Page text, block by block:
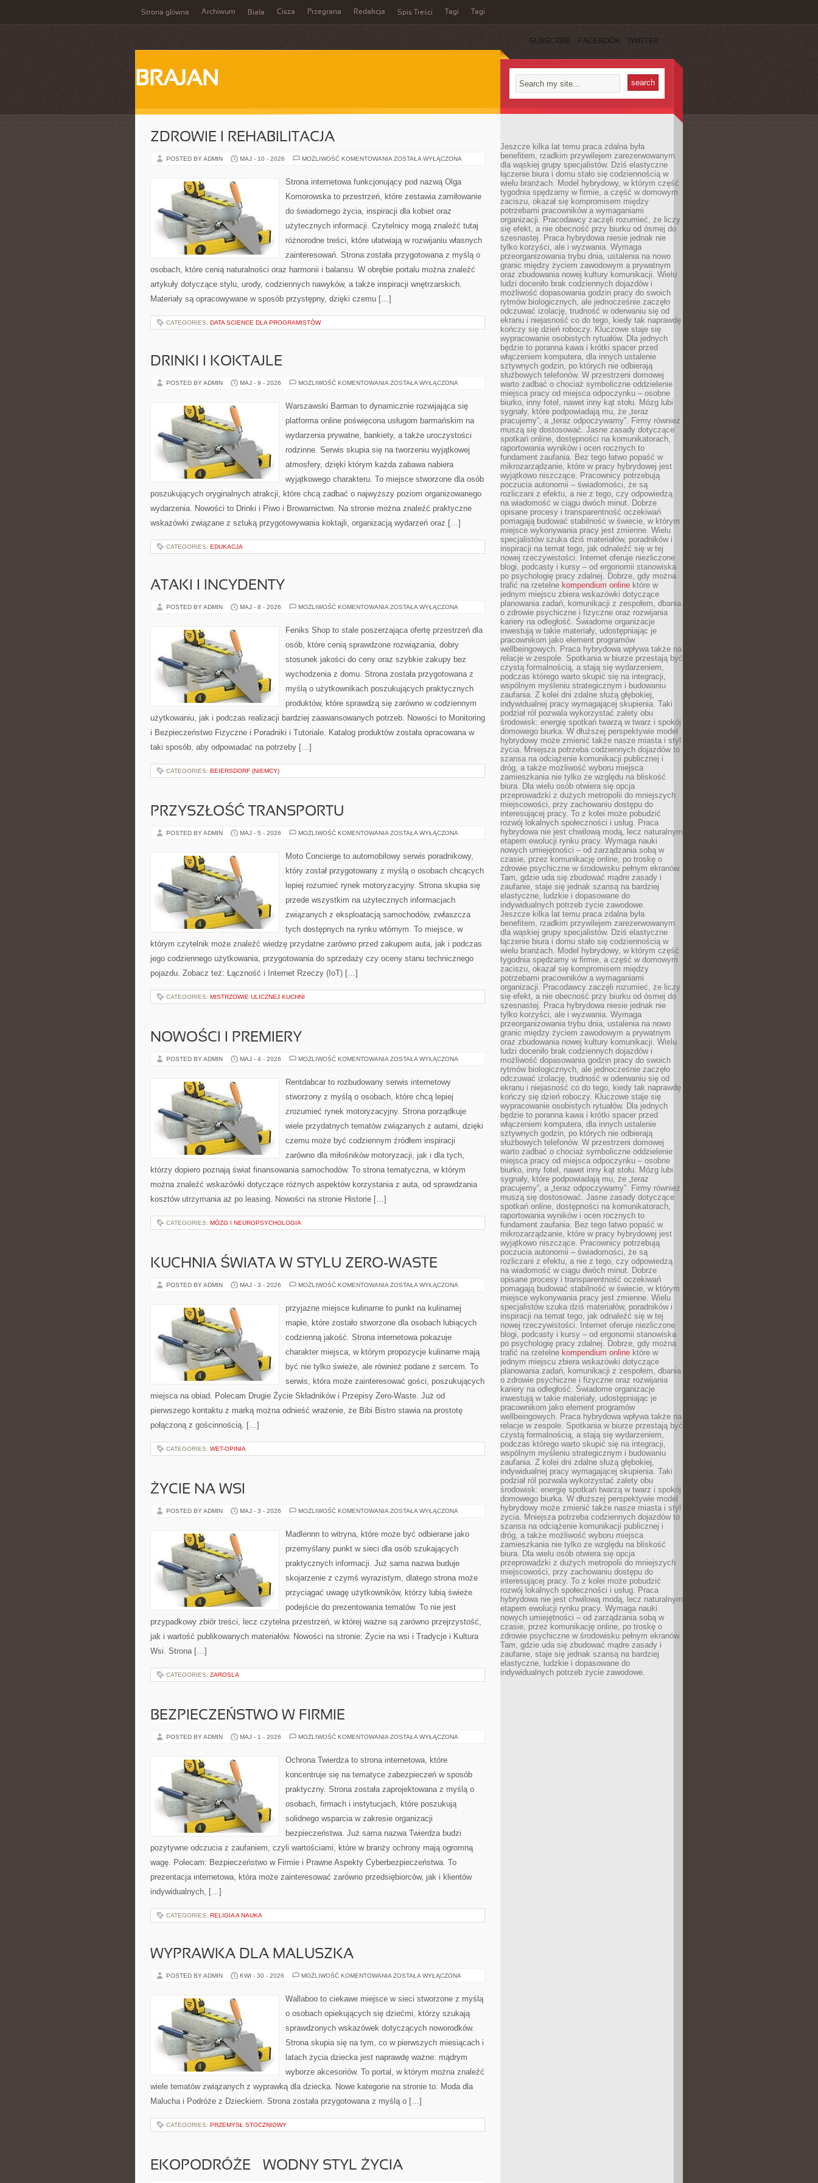
Strona główna Archiwum Biała Cisza Przegrana Redakcja Spis Treści Tagi Tagi
SUBSCRIBE FACEBOOK TWITTER
BRAJAN
ZDROWIE I REHABILITACJA
POSTED BY ADMIN MAJ - 10 - 2026 MOŻLIWOŚĆ KOMENTOWANIA ZDROWIE
ZOSTAŁA WYŁĄCZONA
Strona internetowa funkcjonujący pod nazwą Olga
Komorowska to przestrzeń, które zestawia zamiłowanie
do świadomego życia, inspiracji dla kobiet oraz
użytecznych informacji. Czytelnicy mogą znaleźć tutaj
różnorodne treści, które ułatwiają w rozwijaniu własnych
zainteresowań. Strona została przygotowana z myślą o
osobach, które cenią naturalności oraz harmonii i balansu. W obrębie portalu można znaleźć
artykuły dotyczące stylu, urody, codziennych nawyków, a także inspiracji wnętrzarskich.
Materiały są opracowywane w sposób przystępny, dzięki czemu […]
CATEGORIES: DATA SCIENCE DLA PROGRAMISTÓW
DRINKI I KOKTAJLE
POSTED BY ADMIN MAJ - 9 - 2026 MOŻLIWOŚĆ KOMENTOWANIA DRINKI
ZOSTAŁA WYŁĄCZONA
Warszawski Barman to dynamicznie rozwijająca się
platforma online poświęcona usługom barmańskim na
wydarzenia prywatne, bankiety, a także uroczystości
rodzinne. Serwis skupia się na tworzeniu wyjątkowej
atmosfery, dzięki którym każda zabawa nabiera
wyjątkowego charakteru. To miejsce stworzone dla osób
poszukujących oryginalnych atrakcji, które chcą zadbać o najwyższy poziom organizowanego
wydarzenia. Nowości to Drinki i Piwo i Browarnictwo. Na stronie można znaleźć praktyczne
wskazówki związane z sztuką przygotowywania koktajli, organizacją wydarzeń oraz […]
CATEGORIES: EDUKACJA
ATAKI I INCYDENTY
POSTED BY ADMIN MAJ - 8 - 2026 MOŻLIWOŚĆ KOMENTOWANIA ATAKI
ZOSTAŁA WYŁĄCZONA
Feniks Shop to stale poszerzająca ofertę przestrzeń dla
osób, które cenią sprawdzone rozwiązania, dobry
stosunek jakości do ceny oraz szybkie zakupy bez
wychodzenia z domu. Strona została przygotowana z
myślą o użytkownikach poszukujących praktycznych
produktów, które sprawdzą się zarówno w codziennym
użytkowaniu, jak i podczas realizacji bardziej zaawansowanych potrzeb. Nowości to Monitoring
i Bezpieczeństwo Fizyczne i Poradniki i Tutoriale. Katalog produktów została opracowana w
taki sposób, aby odpowiadać na potrzeby […]
CATEGORIES: BEIERSDORF (NIEMCY)
PRZYSZŁOŚĆ TRANSPORTU
POSTED BY ADMIN MAJ - 5 - 2026 MOŻLIWOŚĆ KOMENTOWANIA PRZYSZŁOŚĆ
ZOSTAŁA WYŁĄCZONA
Moto Concierge to automobilowy serwis poradnikowy,
który został przygotowany z myślą o osobach chcących
lepiej rozumieć rynek motoryzacyjny. Strona skupia się
przede wszystkim na użytecznych informacjach
związanych z eksploatacją samochodów, zwłaszcza
tych dostępnych na rynku wtórnym. To miejsce, w
którym czytelnik może znaleźć wiedzę przydatne zarówno przed zakupem auta, jak i podczas
jego codziennego użytkowania, przygotowania do sprzedaży czy oceny stanu technicznego
pojazdu. Zobacz też: Łączność i Internet Rzeczy (IoT) […]
CATEGORIES: MISTRZOWIE ULICZNEJ KUCHNI
NOWOŚCI I PREMIERY
POSTED BY ADMIN MAJ - 4 - 2026 MOŻLIWOŚĆ KOMENTOWANIA NOWOŚCI
ZOSTAŁA WYŁĄCZONA
Rentdabcar to rozbudowany serwis internetowy
stworzony z myślą o osobach, które chcą lepiej
zrozumieć rynek motoryzacyjny. Strona porządkuje
wiele przydatnych tematów związanych z autami, dzięki
czemu może być codziennym źródłem inspiracji
zarówno dla miłośników motoryzacji, jak i dla tych,
którzy dopiero poznają świat finansowania samochodów. To strona tematyczna, w którym
można znaleźć wskazówki dotyczące różnych aspektów korzystania z auta, od sprawdzania
kosztów utrzymania aż po leasing. Nowości na stronie Historie […]
CATEGORIES: MÓZG I NEUROPSYCHOLOGIA
KUCHNIA ŚWIATA W STYLU ZERO-WASTE
POSTED BY ADMIN MAJ - 3 - 2026 MOŻLIWOŚĆ KOMENTOWANIA KUCHNIA
STYLU
ZERO-
ZOSTAŁA WYŁĄCZONA
przyjazne miejsce kulinarne to punkt na kulinarnej
mapie, które zostało stworzone dla osobach lubiących
codzienną jakość. Strona internetowa pokazuje
charakter miejsca, w którym propozycje kulinarne mają
być nie tylko świeże, ale również podane z sercem. To
serwis, która może zainteresować gości, poszukujących
miejsca na obiad. Polecam Drugie Życie Składników i Przepisy Zero-Waste. Już od
pierwszego kontaktu z marką można odnieść wrażenie, że Bibi Bistro stawia na prostotę
połączoną z gościnnością. […]
CATEGORIES: WET-OPINIA
ŻYCIE NA WSI
POSTED BY ADMIN MAJ - 3 - 2026 MOŻLIWOŚĆ KOMENTOWANIA ŻYCIE
ZOSTAŁA WYŁĄCZONA
Madlennn to witryna, które może być odbierane jako
przemyślany punkt w sieci dla osób szukających
praktycznych informacji. Już sama nazwa buduje
skojarzenie z czymś wyrazistym, dlatego strona może
przyciągać uwagę użytkowników, którzy lubią świeże
podejście do prezentowania tematów. To nie jest
przypadkowy zbiór treści, lecz czytelna przestrzeń, w której ważne są zarówno przejrzystość,
jak i wartość publikowanych materiałów. Nowości na stronie: Życie na wsi i Tradycje i Kultura
Wsi. Strona […]
CATEGORIES: ZAROSLA
BEZPIECZEŃSTWO W FIRMIE
POSTED BY ADMIN MAJ - 1 - 2026 MOŻLIWOŚĆ KOMENTOWANIA BEZPIECZEŃSTWO
ZOSTAŁA WYŁĄCZONA
Ochrona Twierdza to strona internetowa, które
koncentruje się na tematyce zabezpieczeń w sposób
praktyczny. Strona została zaprojektowana z myślą o
osobach, firmach i instytucjach, które poszukują
solidnego wsparcia w zakresie organizacji
bezpieczeństwa. Już sama nazwa Twierdza budzi
pozytywne odczucia z zaufaniem, czyli wartościami, które w branży ochrony mają ogromną
wagę. Polecam: Bezpieczeństwo w Firmie i Prawne Aspekty Cyberbezpieczeństwa. To
prezentacja internetowa, która może zainteresować zarówno przedsiębiorców, jak i klientów
indywidualnych, […]
CATEGORIES: RELIGIA A NAUKA
WYPRAWKA DLA MALUSZKA
POSTED BY ADMIN KWI - 30 - 2026 MOŻLIWOŚĆ KOMENTOWANIA WYPRAWKA
ZOSTAŁA WYŁĄCZONA
Wallaboo to ciekawe miejsce w sieci stworzone z myślą
o osobach opiekujących się dziećmi, którzy szukają
sprawdzonych wskazówek dotyczących noworodków.
Strona skupia się na tym, co w pierwszych miesiącach i
latach życia dziecka jest naprawdę ważne: mądrym
wyborze akcesoriów. To portal, w którym można znaleźć
wiele tematów związanych z wyprawką dla dziecka. Nowe kategorie na stronie to: Moda dla
Malucha i Podróże z Dzieckiem. Strona została przygotowana z myślą o […]
CATEGORIES: PRZEMYSŁ STOCZNIOWY
EKOPODRÓŻE – WODNY STYL ŻYCIA
Jeszcze kilka lat temu praca zdalna była
benefitem, rzadkim przywilejem zarezerwowanym
dla wąskiej grupy specjalistów. Dziś elastyczne
łączenie biura i domu stało się codziennością w
wielu branżach. Model hybrydowy, w którym część
tygodnia spędzamy w firmie, a część w domowym
zaciszu, okazał się kompromisem między
potrzebami pracowników a wymaganiami
organizacji. Pracodawcy zaczęli rozumieć, że liczy
się efekt, a nie obecność przy biurku od ósmej do
szesnastej. Praca hybrydowa niesie jednak nie
tylko korzyści, ale i wyzwania. Wymaga
przeorganizowania trybu dnia, ustalenia na nowo
granic między życiem zawodowym a prywatnym
oraz zbudowania nowej kultury komunikacji. Wielu
ludzi doceniło brak codziennych dojazdów i
możliwość dopasowania godzin pracy do swoich
rytmów biologicznych, ale jednocześnie zaczęło
odczuwać izolację, trudność w oderwaniu się od
ekranu i niejasność co do tego, kiedy tak naprawdę
kończy się dzień roboczy. Kluczowe staje się
wypracowanie osobistych rytuałów. Dla jednych
będzie to poranna kawa i krótki spacer przed
włączeniem komputera, dla innych ustalenie
sztywnych godzin, po których nie odbierają
służbowych telefonów. W przestrzeni domowej
warto zadbać o chociaż symboliczne oddzielenie
miejsca pracy od miejsca odpoczynku – osobne
biurko, inny fotel, nawet inny kąt stołu. Mózg lubi
sygnały, które podpowiadają mu, że „teraz
pracujemy”, a „teraz odpoczywamy”. Firmy również
muszą się dostosować. Jasne zasady dotyczące
spotkań online, dostępności na komunikatorach,
raportowania wyników i ocen rocznych to
fundament zaufania. Bez tego łatwo popaść w
mikrozarządzanie, które w pracy hybrydowej jest
wyjątkowo niszczące. Pracownicy potrzebują
poczucia autonomii – świadomości, że są
rozliczani z efektu, a nie z tego, czy odpowiedzą
na wiadomość w ciągu dwóch minut. Dobrze
opisane procesy i transparentność oczekiwań
pomagają budować stabilność w świecie, w którym
miejsce wykonywania pracy jest zmienne. Wielu
specjalistów szuka dziś materiałów, poradników i
inspiracji na temat tego, jak odnaleźć się w tej
nowej rzeczywistości. Internet oferuje niezliczone
blogi, podcasty i kursy – od ergonomii stanowiska
po psychologię pracy zdalnej. Dobrze, gdy można
trafić na rzetelne kompendium online które w
jednym miejscu zbiera wskazówki dotyczące
planowania zadań, komunikacji z zespołem, dbania
o zdrowie psychiczne i fizyczne oraz rozwijania
kariery na odległość. Świadome organizacje
inwestują w takie materiały, udostępniając je
pracownikom jako element programów
wellbeingowych. Praca hybrydowa wpływa także na
relacje w zespole. Spotkania w biurze przestają być
czystą formalnością, a stają się wydarzeniem,
podczas którego warto skupić się na integracji,
wspólnym myśleniu strategicznym i budowaniu
zaufania. Z kolei dni zdalne służą głębokiej,
indywidualnej pracy wymagającej skupienia. Taki
podział ról pozwala wykorzystać zalety obu
środowisk: energię spotkań twarzą w twarz i spokój
domowego biurka. W dłuższej perspektywie model
hybrydowy może zmienić także nasze miasta i styl
życia. Mniejsza potrzeba codziennych dojazdów to
szansa na odciążenie komunikacji publicznej i
dróg, a także możliwość wyboru miejsca
zamieszkania nie tylko ze względu na bliskość
biura. Dla wielu osób otwiera się opcja
przeprowadzki z dużych metropolii do mniejszych
miejscowości, przy zachowaniu dostępu do
interesującej pracy. To z kolei może pobudzić
rozwój lokalnych społeczności i usług. Praca
hybrydowa nie jest chwilową modą, lecz naturalnym
etapem ewolucji rynku pracy. Wymaga nauki
nowych umiejętności – od zarządzania sobą w
czasie, przez komunikację online, po troskę o
zdrowie psychiczne w środowisku pełnym ekranów.
Tam, gdzie uda się zbudować mądre zasady i
zaufanie, staje się jednak szansą na bardziej
elastyczne, ludzkie i dopasowane do
indywidualnych potrzeb życie zawodowe.
Jeszcze kilka lat temu praca zdalna była
benefitem, rzadkim przywilejem zarezerwowanym
dla wąskiej grupy specjalistów. Dziś elastyczne
łączenie biura i domu stało się codziennością w
wielu branżach. Model hybrydowy, w którym część
tygodnia spędzamy w firmie, a część w domowym
zaciszu, okazał się kompromisem między
potrzebami pracowników a wymaganiami
organizacji. Pracodawcy zaczęli rozumieć, że liczy
się efekt, a nie obecność przy biurku od ósmej do
szesnastej. Praca hybrydowa niesie jednak nie
tylko korzyści, ale i wyzwania. Wymaga
przeorganizowania trybu dnia, ustalenia na nowo
granic między życiem zawodowym a prywatnym
oraz zbudowania nowej kultury komunikacji. Wielu
ludzi doceniło brak codziennych dojazdów i
możliwość dopasowania godzin pracy do swoich
rytmów biologicznych, ale jednocześnie zaczęło
odczuwać izolację, trudność w oderwaniu się od
ekranu i niejasność co do tego, kiedy tak naprawdę
kończy się dzień roboczy. Kluczowe staje się
wypracowanie osobistych rytuałów. Dla jednych
będzie to poranna kawa i krótki spacer przed
włączeniem komputera, dla innych ustalenie
sztywnych godzin, po których nie odbierają
służbowych telefonów. W przestrzeni domowej
warto zadbać o chociaż symboliczne oddzielenie
miejsca pracy od miejsca odpoczynku – osobne
biurko, inny fotel, nawet inny kąt stołu. Mózg lubi
sygnały, które podpowiadają mu, że „teraz
pracujemy”, a „teraz odpoczywamy”. Firmy również
muszą się dostosować. Jasne zasady dotyczące
spotkań online, dostępności na komunikatorach,
raportowania wyników i ocen rocznych to
fundament zaufania. Bez tego łatwo popaść w
mikrozarządzanie, które w pracy hybrydowej jest
wyjątkowo niszczące. Pracownicy potrzebują
poczucia autonomii – świadomości, że są
rozliczani z efektu, a nie z tego, czy odpowiedzą
na wiadomość w ciągu dwóch minut. Dobrze
opisane procesy i transparentność oczekiwań
pomagają budować stabilność w świecie, w którym
miejsce wykonywania pracy jest zmienne. Wielu
specjalistów szuka dziś materiałów, poradników i
inspiracji na temat tego, jak odnaleźć się w tej
nowej rzeczywistości. Internet oferuje niezliczone
blogi, podcasty i kursy – od ergonomii stanowiska
po psychologię pracy zdalnej. Dobrze, gdy można
trafić na rzetelne kompendium online które w
jednym miejscu zbiera wskazówki dotyczące
planowania zadań, komunikacji z zespołem, dbania
o zdrowie psychiczne i fizyczne oraz rozwijania
kariery na odległość. Świadome organizacje
inwestują w takie materiały, udostępniając je
pracownikom jako element programów
wellbeingowych. Praca hybrydowa wpływa także na
relacje w zespole. Spotkania w biurze przestają być
czystą formalnością, a stają się wydarzeniem,
podczas którego warto skupić się na integracji,
wspólnym myśleniu strategicznym i budowaniu
zaufania. Z kolei dni zdalne służą głębokiej,
indywidualnej pracy wymagającej skupienia. Taki
podział ról pozwala wykorzystać zalety obu
środowisk: energię spotkań twarzą w twarz i spokój
domowego biurka. W dłuższej perspektywie model
hybrydowy może zmienić także nasze miasta i styl
życia. Mniejsza potrzeba codziennych dojazdów to
szansa na odciążenie komunikacji publicznej i
dróg, a także możliwość wyboru miejsca
zamieszkania nie tylko ze względu na bliskość
biura. Dla wielu osób otwiera się opcja
przeprowadzki z dużych metropolii do mniejszych
miejscowości, przy zachowaniu dostępu do
interesującej pracy. To z kolei może pobudzić
rozwój lokalnych społeczności i usług. Praca
hybrydowa nie jest chwilową modą, lecz naturalnym
etapem ewolucji rynku pracy. Wymaga nauki
nowych umiejętności – od zarządzania sobą w
czasie, przez komunikację online, po troskę o
zdrowie psychiczne w środowisku pełnym ekranów.
Tam, gdzie uda się zbudować mądre zasady i
zaufanie, staje się jednak szansą na bardziej
elastyczne, ludzkie i dopasowane do
indywidualnych potrzeb życie zawodowe.